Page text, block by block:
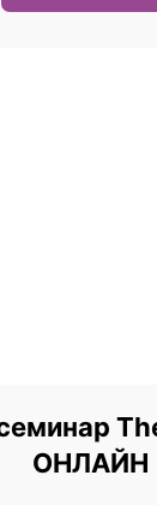
ОНЛАЙН